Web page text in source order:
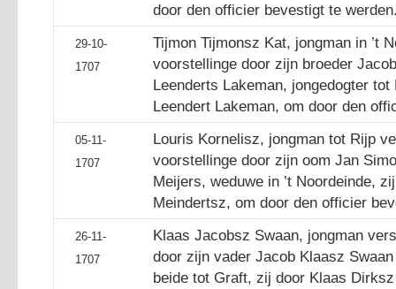
door den officier bevestigt te
29-10-
1707
Tijmon Tijmonsz Kat, jongman in ’t
voorstellinge door zijn broeder
Leenderts Lakeman, jongedogter
Leendert Lakeman, om door den
05-11-
1707
Louris Kornelisz, jongman tot Rijp
voorstellinge door zijn oom Jan
Meijers, weduwe in ’t Noordeinde,
Meindertsz, om door den officier
26-11-
1707
Klaas Jacobsz Swaan, jongman
door zijn vader Jacob Klaasz
beide tot Graft, zij door Klaas